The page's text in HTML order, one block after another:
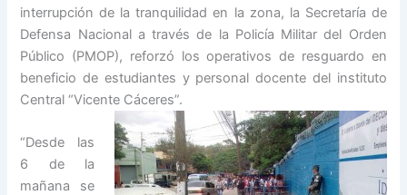
interrupción de la tranquilidad en la zona, la Secretaría de
Defensa Nacional a través de la Policía Militar del Orden
Público (PMOP), reforzó los operativos de resguardo en
beneficio de estudiantes y personal docente del instituto
Central “Vicente Cáceres”.
“Desde las
6 de la
mañana se